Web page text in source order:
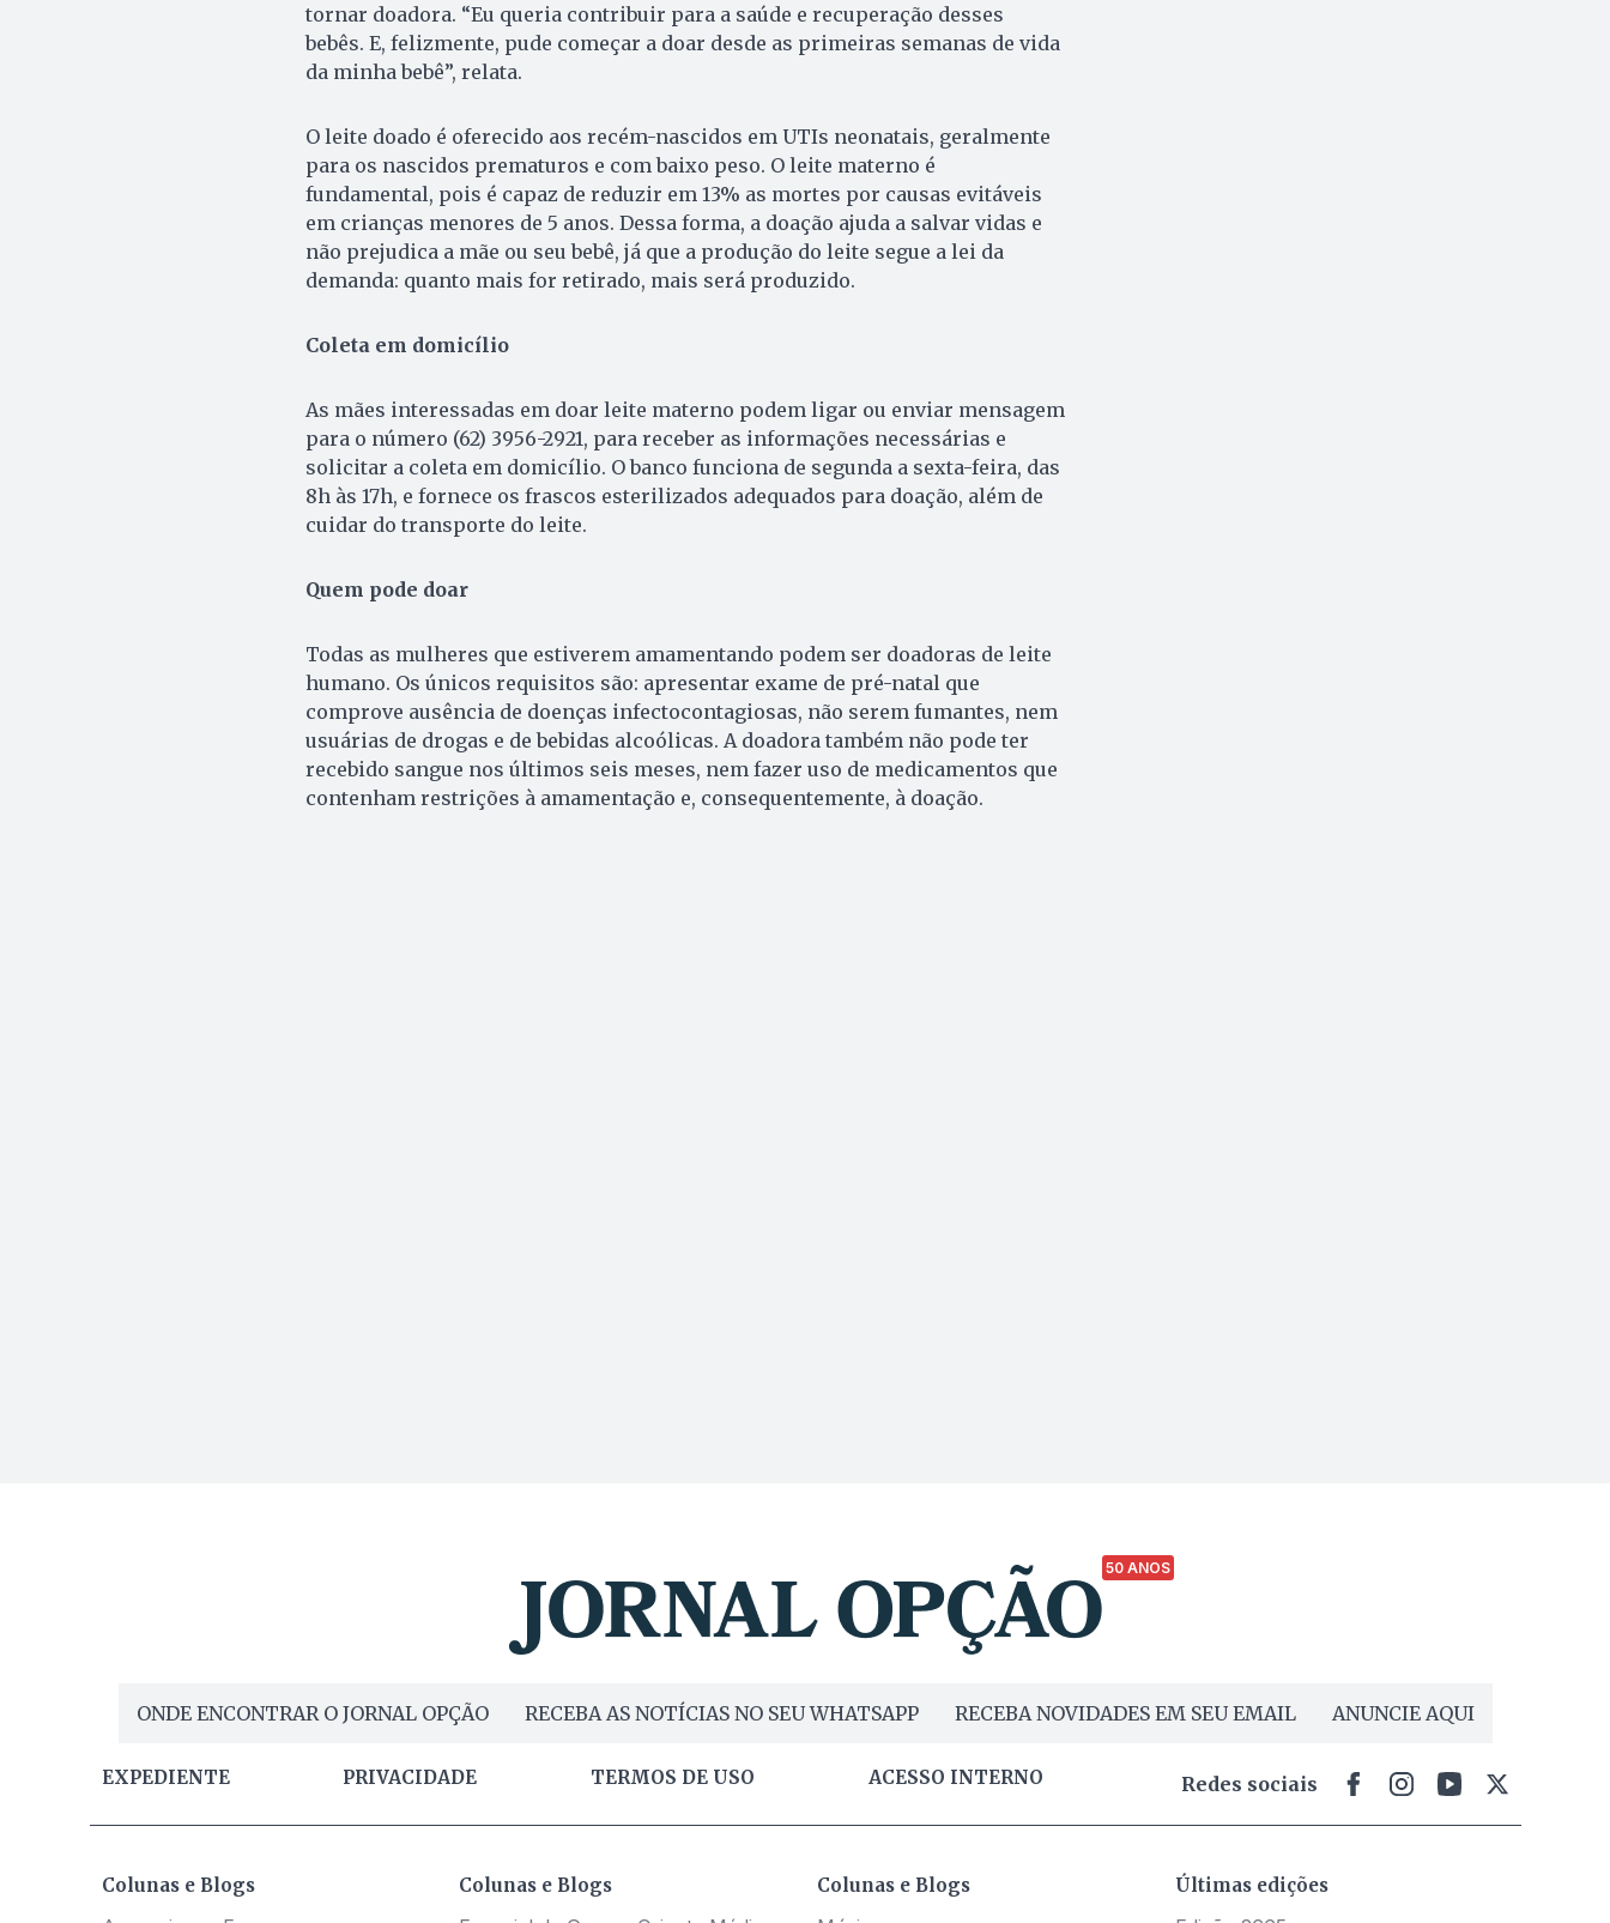
tornar doadora. “Eu queria contribuir para a saúde e recuperação desses
bebês. E, felizmente, pude começar a doar desde as primeiras semanas de vida
da minha bebê”, relata.
O leite doado é oferecido aos recém-nascidos em UTIs neonatais, geralmente
para os nascidos prematuros e com baixo peso. O leite materno é
fundamental, pois é capaz de reduzir em 13% as mortes por causas evitáveis
em crianças menores de 5 anos. Dessa forma, a doação ajuda a salvar vidas e
não prejudica a mãe ou seu bebê, já que a produção do leite segue a lei da
demanda: quanto mais for retirado, mais será produzido.
Coleta em domicílio
As mães interessadas em doar leite materno podem ligar ou enviar mensagem
para o número (62) 3956-2921, para receber as informações necessárias e
solicitar a coleta em domicílio. O banco funciona de segunda a sexta-feira, das
8h às 17h, e fornece os frascos esterilizados adequados para doação, além de
cuidar do transporte do leite.
Quem pode doar
Todas as mulheres que estiverem amamentando podem ser doadoras de leite
humano. Os únicos requisitos são: apresentar exame de pré-natal que
comprove ausência de doenças infectocontagiosas, não serem fumantes, nem
usuárias de drogas e de bebidas alcoólicas. A doadora também não pode ter
recebido sangue nos últimos seis meses, nem fazer uso de medicamentos que
contenham restrições à amamentação e, consequentemente, à doação.
50 ANOS
ONDE ENCONTRAR O JORNAL OPÇÃO RECEBA AS NOTÍCIAS NO SEU WHATSAPP RECEBA NOVIDADES EM SEU EMAIL ANUNCIE AQUI
EXPEDIENTE PRIVACIDADE TERMOS DE USO ACESSO INTERNO Redes sociais
Colunas e Blogs Colunas e Blogs Colunas e Blogs Últimas edições